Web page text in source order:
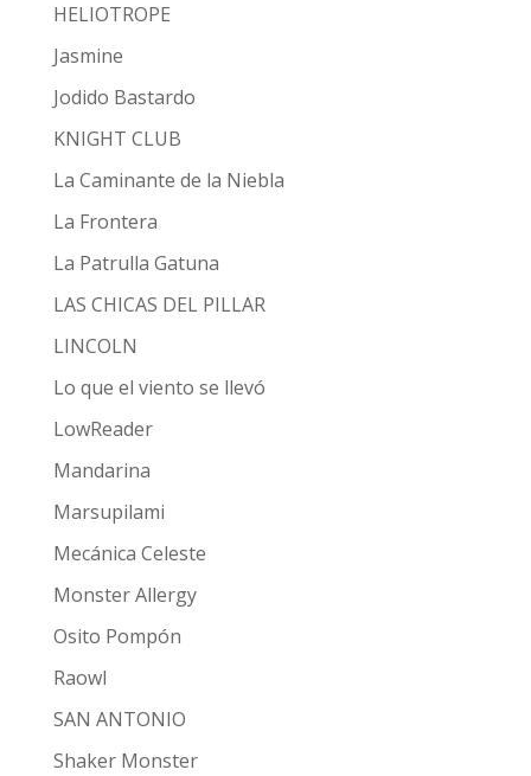
HELIOTROPE
Jasmine
Jodido Bastardo
KNIGHT CLUB
La Caminante de la Niebla
La Frontera
La Patrulla Gatuna
LAS CHICAS DEL PILLAR
LINCOLN
Lo que el viento se llevó
LowReader
Mandarina
Marsupilami
Mecánica Celeste
Monster Allergy
Osito Pompón
Raowl
SAN ANTONIO
Shaker Monster